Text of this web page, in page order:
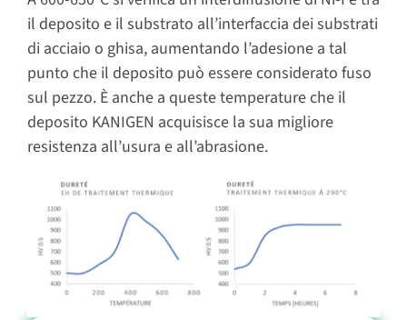
il deposito e il substrato all’interfaccia dei substrati
di acciaio o ghisa, aumentando l’adesione a tal
punto che il deposito può essere considerato fuso
sul pezzo. È anche a queste temperature che il
deposito KANIGEN acquisisce la sua migliore
resistenza all’usura e all’abrasione.